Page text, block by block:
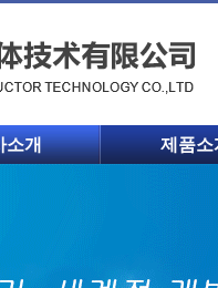
소개 제품소